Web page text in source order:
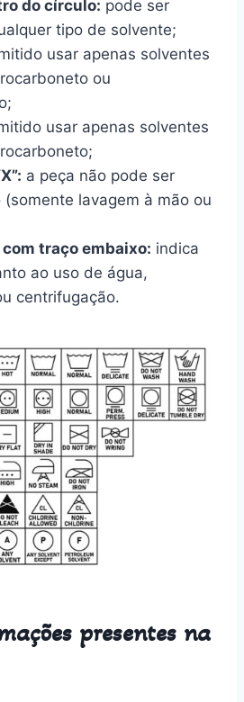
do círculo: pode ser
tipo de solvente;
usar apenas solventes
ou
usar apenas solventes
a peça não pode ser
(somente lavagem à mão ou
traço embaixo: indica
ao uso de água,
centrifugação.
presentes na